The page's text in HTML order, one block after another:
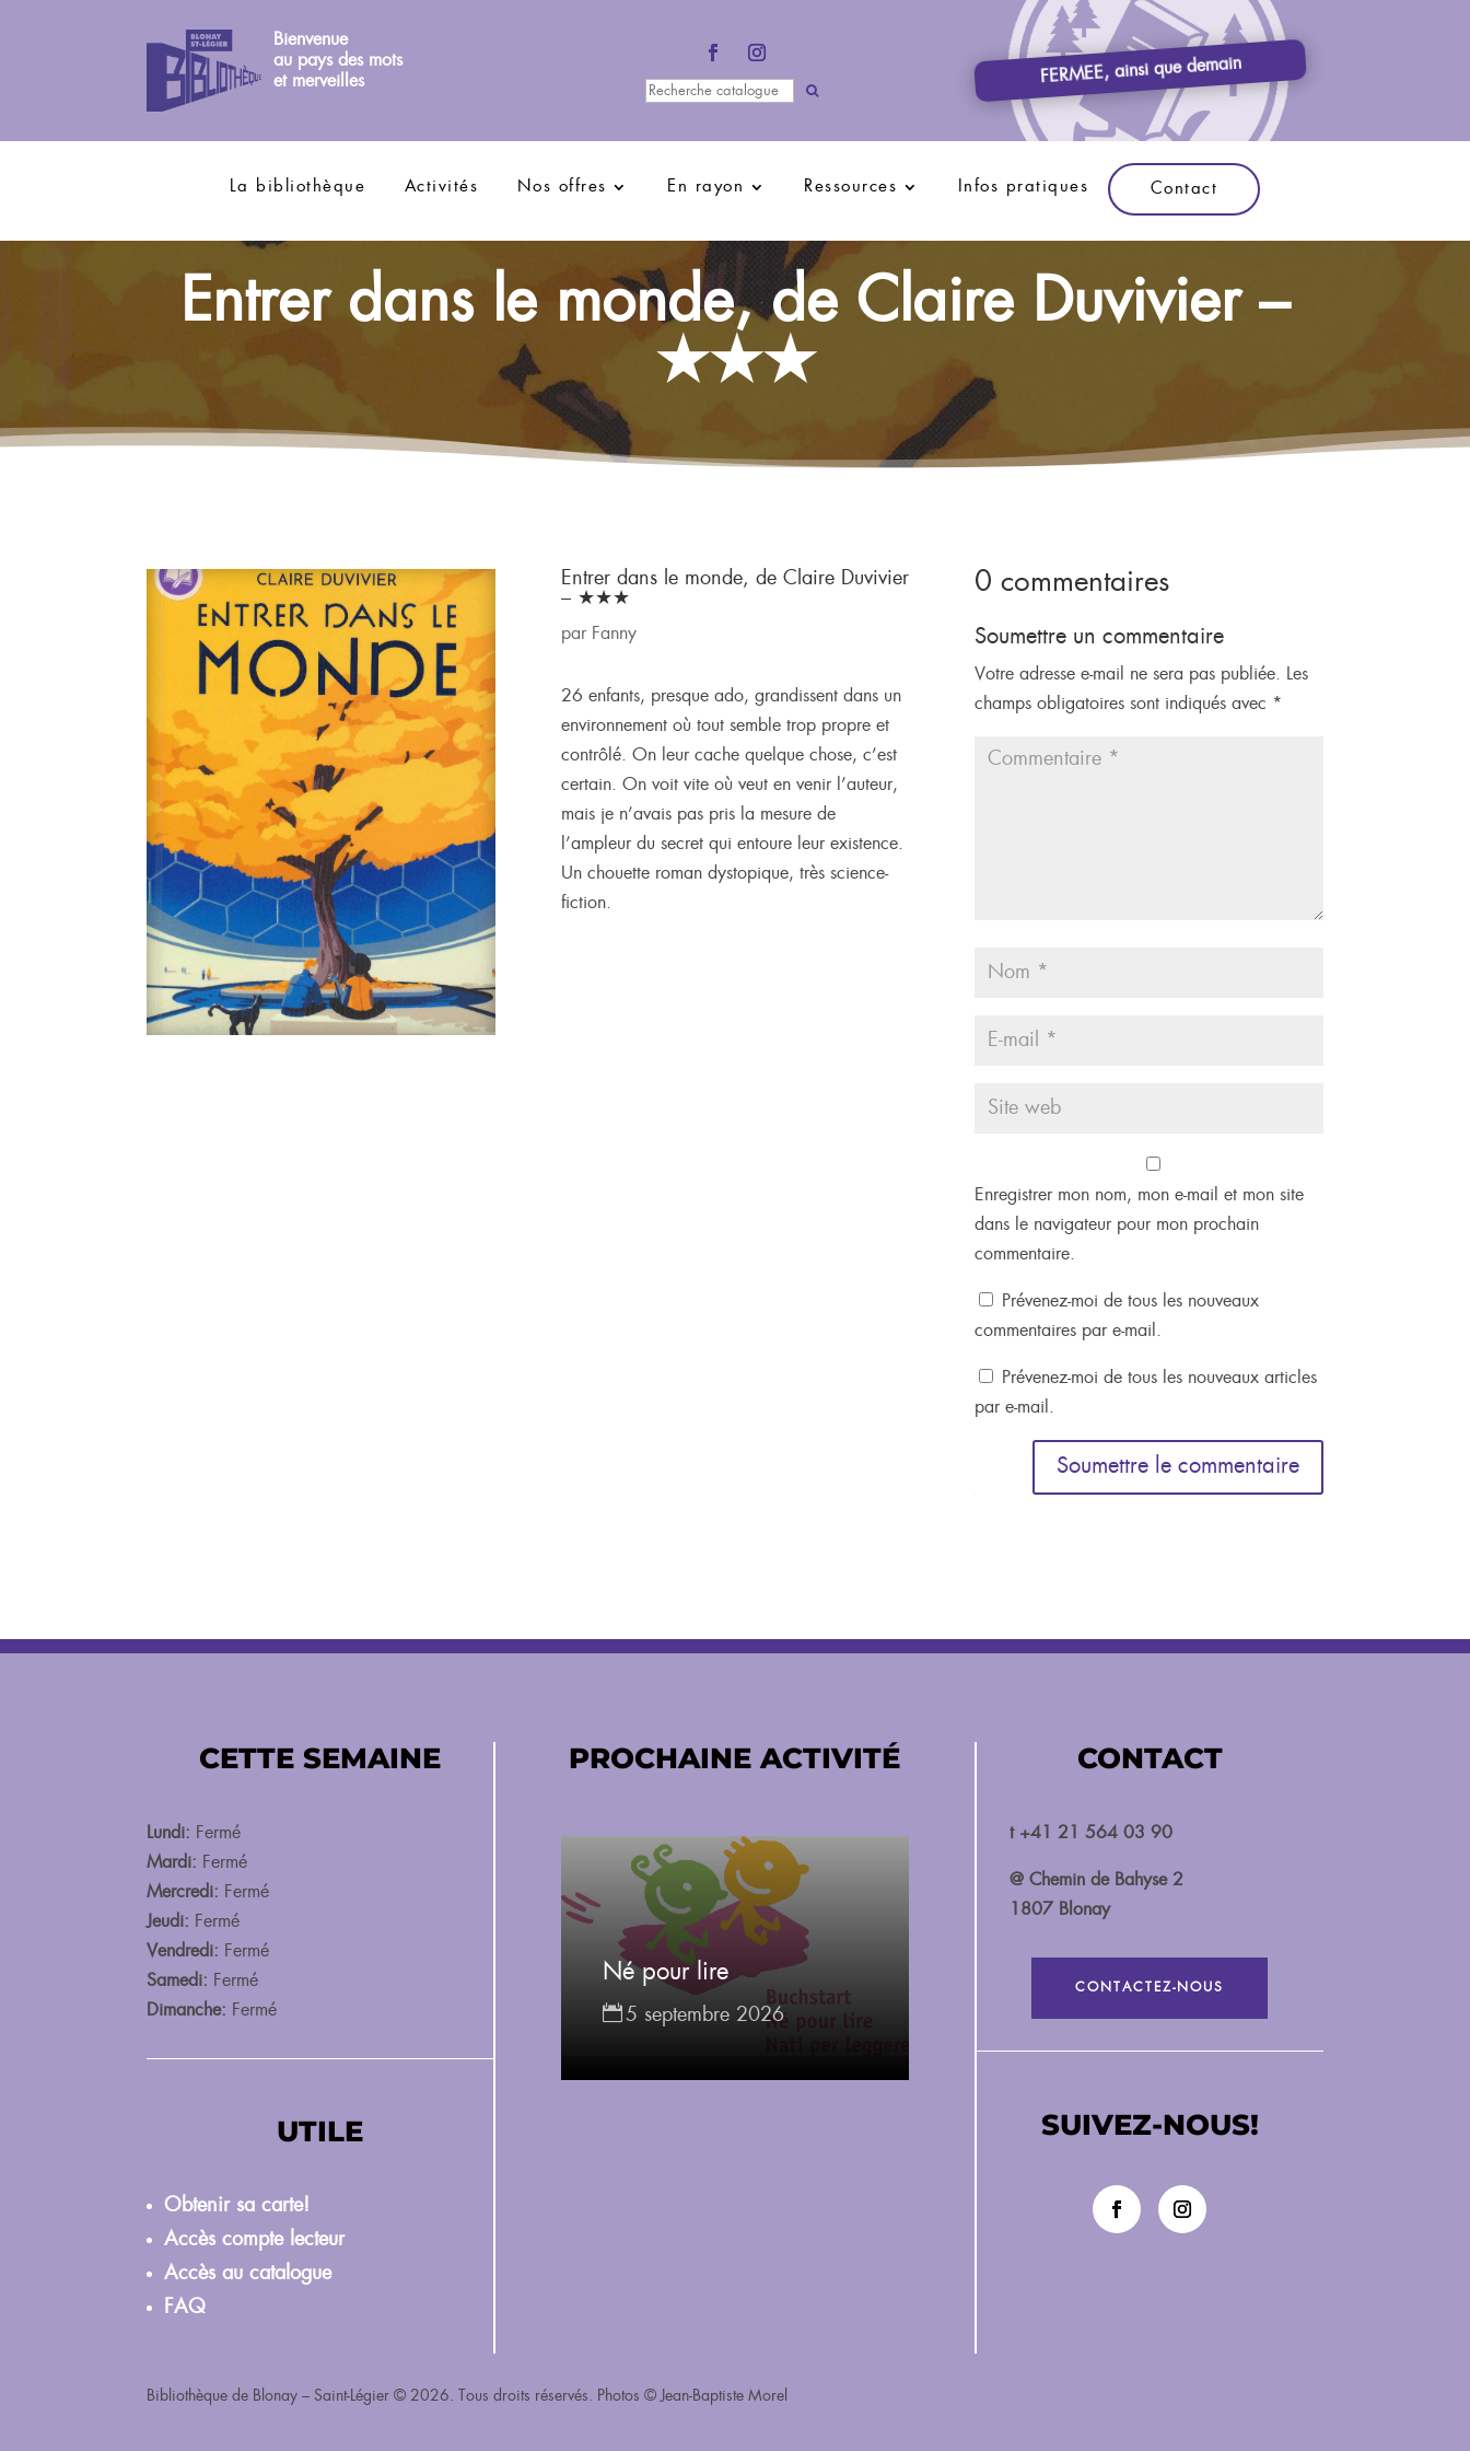
Bienvenue
au pays des mots
et merveilles
FERMEE, ainsi que demain
La bibliothèque Activités Nos offres En rayon Ressources Infos pratiques Contact
Entrer dans le monde, de Claire Duvivier –
★★★
Entrer dans le monde, de Claire Duvivier
– ★★★
par Fanny
26 enfants, presque ado, grandissent dans un
environnement où tout semble trop propre et
contrôlé. On leur cache quelque chose, c’est
certain. On voit vite où veut en venir l’auteur,
mais je n’avais pas pris la mesure de
l’ampleur du secret qui entoure leur existence.
Un chouette roman dystopique, très science-
fiction.
0 commentaires
Soumettre un commentaire
Votre adresse e-mail ne sera pas publiée. Les
champs obligatoires sont indiqués avec *
Enregistrer mon nom, mon e-mail et mon site
dans le navigateur pour mon prochain
commentaire.
Prévenez-moi de tous les nouveaux
commentaires par e-mail.
Prévenez-moi de tous les nouveaux articles
par e-mail.
Soumettre le commentaire
CETTE SEMAINE
Lundi: Fermé
Mardi: Fermé
Mercredi: Fermé
Jeudi: Fermé
Vendredi: Fermé
Samedi: Fermé
Dimanche: Fermé
UTILE
Obtenir sa carte!
Accès compte lecteur
Accès au catalogue
FAQ
PROCHAINE ACTIVITÉ
Né pour lire
5 septembre 2026
CONTACT
t +41 21 564 03 90
@ Chemin de Bahyse 2
1807 Blonay
CONTACTEZ-NOUS
SUIVEZ-NOUS!
Bibliothèque de Blonay – Saint-Légier © 2026. Tous droits réservés. Photos © Jean-Baptiste Morel